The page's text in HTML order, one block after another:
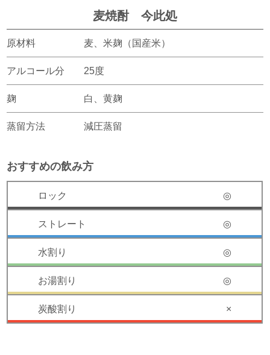
麦焼酎 今此処
原材料 麦、米麹（国産米）
アルコール分 25度
麹 白、黄麹
蒸留方法 減圧蒸留
おすすめの飲み方
◎
◎
◎
◎
×